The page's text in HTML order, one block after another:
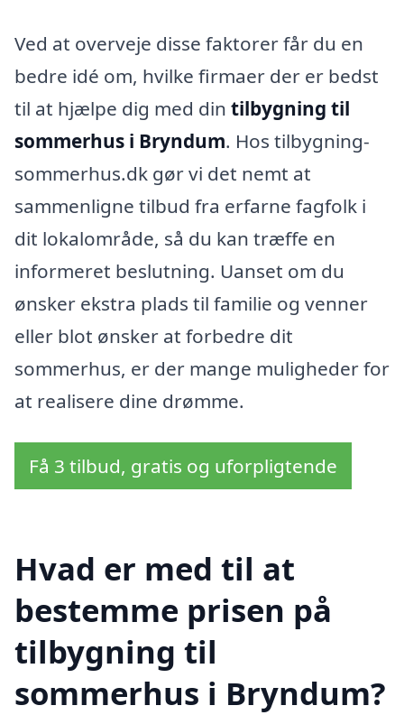
Ved at overveje disse faktorer får du en
bedre idé om, hvilke firmaer der er bedst
til at hjælpe dig med din tilbygning til
sommerhus i Bryndum. Hos tilbygning-
sommerhus.dk gør vi det nemt at
sammenligne tilbud fra erfarne fagfolk i
dit lokalområde, så du kan træffe en
informeret beslutning. Uanset om du
ønsker ekstra plads til familie og venner
eller blot ønsker at forbedre dit
sommerhus, er der mange muligheder for
at realisere dine drømme.
Få 3 tilbud, gratis og uforpligtende
Hvad er med til at
bestemme prisen på
tilbygning til
sommerhus i Bryndum?